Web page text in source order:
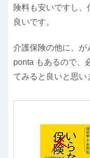
険料も安いですし
良いです。
介護保険の他に、が
ponta もあるので、
てみると良いと思い